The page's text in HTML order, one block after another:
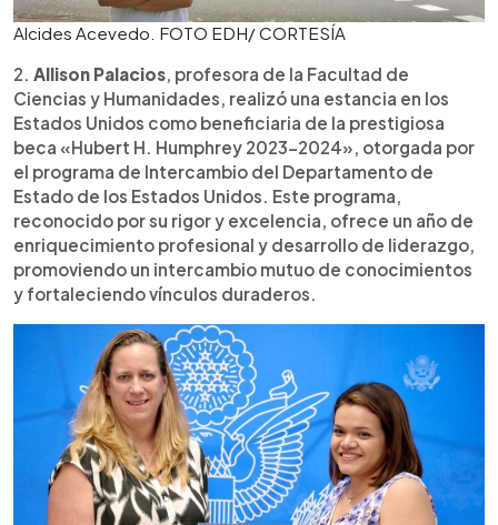
Alcides Acevedo. FOTO EDH/ CORTESÍA
2. Allison Palacios, profesora de la Facultad de
Ciencias y Humanidades, realizó una estancia en los
Estados Unidos como beneficiaria de la prestigiosa
beca «Hubert H. Humphrey 2023-2024», otorgada por
el programa de Intercambio del Departamento de
Estado de los Estados Unidos. Este programa,
reconocido por su rigor y excelencia, ofrece un año de
enriquecimiento profesional y desarrollo de liderazgo,
promoviendo un intercambio mutuo de conocimientos
y fortaleciendo vínculos duraderos.